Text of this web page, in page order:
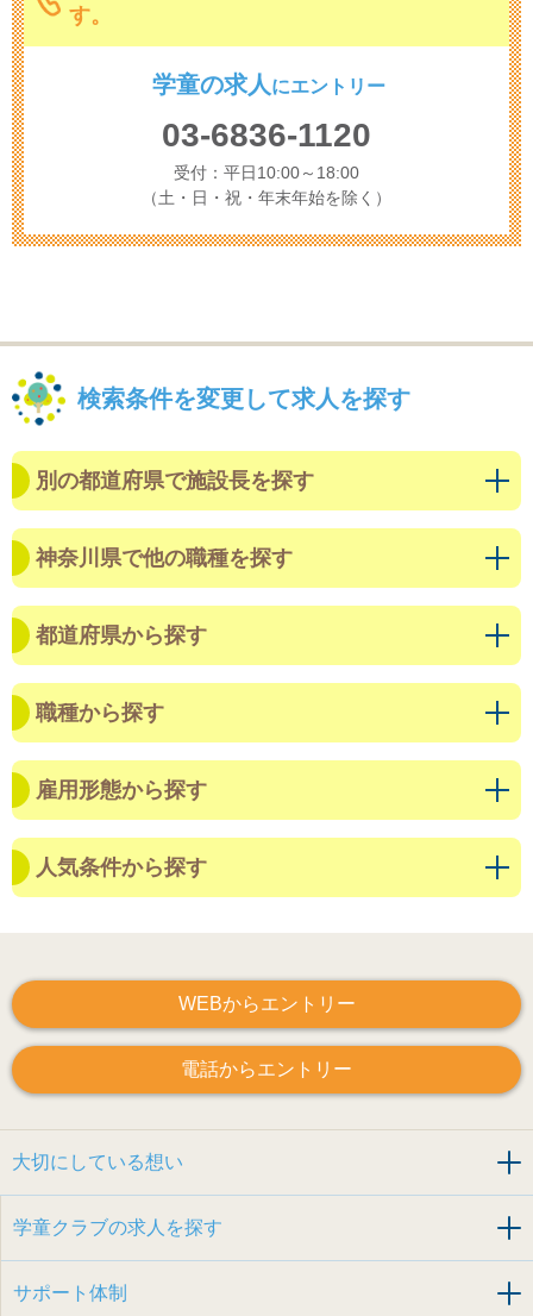
す。
学童の求人 にエントリー
03-6836-1120
受付：平日10:00～18:00
（土・日・祝・年末年始を除く）
検索条件を変更して求人を探す
別の都道府県で施設長を探す
神奈川県で他の職種を探す
都道府県から探す
職種から探す
雇用形態から探す
人気条件から探す
WEBからエントリー
電話からエントリー
大切にしている想い
学童クラブの求人を探す
サポート体制